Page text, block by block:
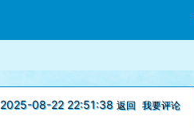
2025-08-22 22:51:38 返回 我要评论